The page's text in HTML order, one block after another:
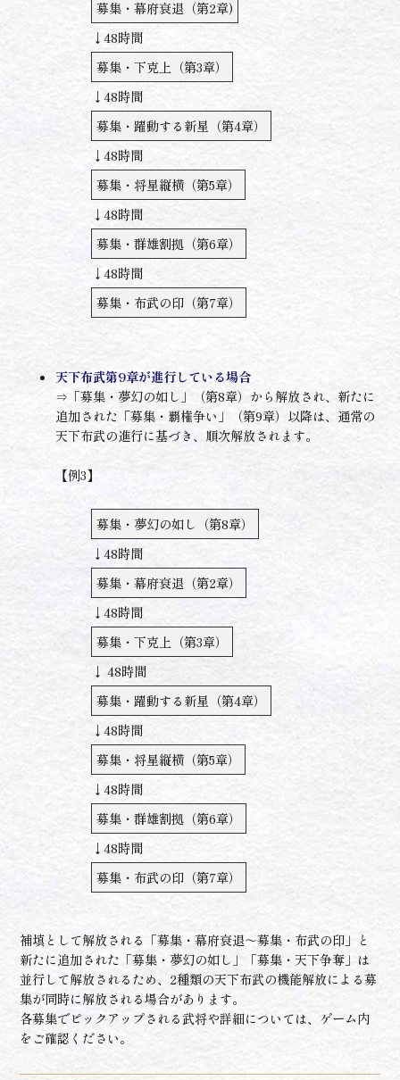
募集・幕府衰退（第2章)
↓48時間
募集・下克上（第3章）
↓48時間
募集・躍動する新星（第4章）
↓48時間
募集・将星縦横（第5章）
↓48時間
募集・群雄割拠（第6章）
↓48時間
募集・布武の印（第7章）
天下布武第9章が進行している場合
⇒「募集・夢幻の如し」（第8章）から解放され、新たに
追加された「募集・覇権争い」（第9章）以降は、通常の
天下布武の進行に基づき、順次解放されます。
【例3】
募集・夢幻の如し（第8章）
↓48時間
募集・幕府衰退（第2章）
↓48時間
募集・下克上（第3章）
↓ 48時間
募集・躍動する新星（第4章）
↓48時間
募集・将星縦横（第5章）
↓48時間
募集・群雄割拠（第6章）
↓48時間
募集・布武の印（第7章）
補填として解放される「募集・幕府衰退～募集・布武の印」と
新たに追加された「募集・夢幻の如し」「募集・天下争奪」は
並行して解放されるため、2種類の天下布武の機能解放による募
集が同時に解放される場合があります。
各募集でピックアップされる武将や詳細については、ゲーム内
をご確認ください。